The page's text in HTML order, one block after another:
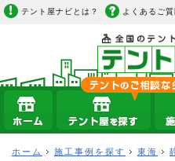
テント屋ナビとは？ よくあるご質
ホーム 施工事例を探す 東海